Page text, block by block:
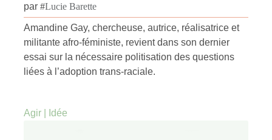
par #Lucie Barette
Amandine Gay, chercheuse, autrice, réalisatrice et
militante afro-féministe, revient dans son dernier
essai sur la nécessaire politisation des questions
liées à l’adoption trans-raciale.
Agir Idée